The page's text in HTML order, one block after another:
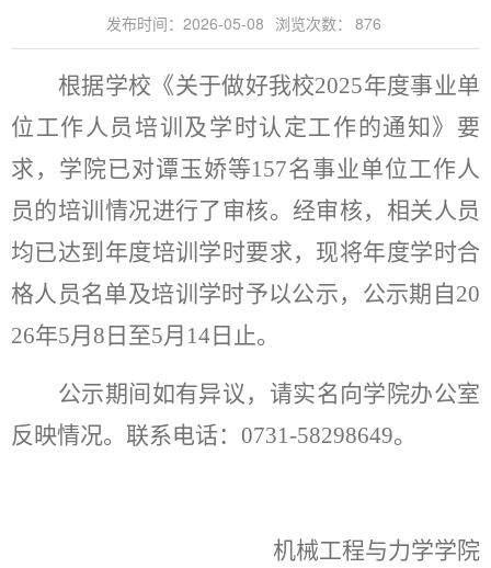
发布时间：2026-05-08 浏览次数： 876
根据学校《关于做好我校2025年度事业单
位工作人员培训及学时认定工作的通知》要
求，学院已对谭玉娇等157名事业单位工作人
员的培训情况进行了审核。经审核，相关人员
均已达到年度培训学时要求，现将年度学时合
格人员名单及培训学时予以公示，公示期自20
26年5月8日至5月14日止。
公示期间如有异议，请实名向学院办公室
反映情况。联系电话：0731-58298649。
机械工程与力学学院